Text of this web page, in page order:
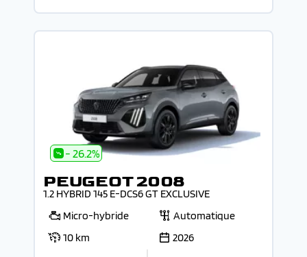
- 26.2%
PEUGEOT 2008
1.2 HYBRID 145 E-DCS6 GT EXCLUSIVE
Micro-hybride
Automatique
10 km
2026